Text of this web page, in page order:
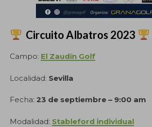
Circuito Albatros 2023
Campo: El Zaudín Golf
Localidad: Sevilla
Fecha: 23 de septiembre – 9:00 am
Modalidad: Stableford individual